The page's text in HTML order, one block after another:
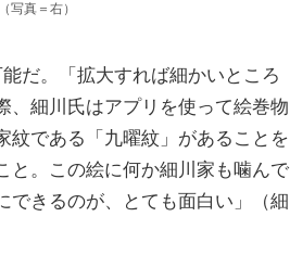
写真＝右）
だ。「拡大すれば細かいところ
、細川氏はアプリを使って絵巻物
紋である「九曜紋」があることを
と。この絵に何か細川家も噛んで
できるのが、とても面白い」（細